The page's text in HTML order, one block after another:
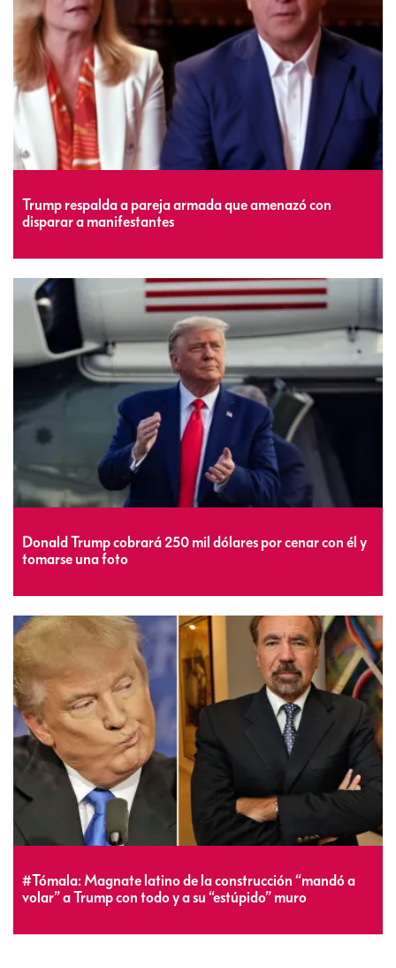
#HijosDeLaTiznada: 3 políticos hijos de inmigrantes que
son antiinmigrantes
Trump respalda a pareja armada que amenazó con
disparar a manifestantes
Donald Trump cobrará 250 mil dólares por cenar con él y
tomarse una foto